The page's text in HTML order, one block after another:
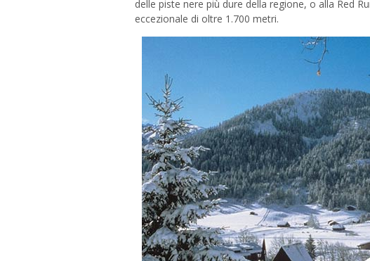
delle piste nere più dure della regione, o alla Red
eccezionale di oltre 1.700 metri.